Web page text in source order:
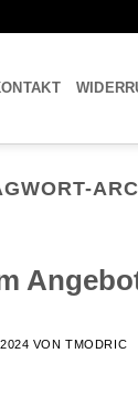
VONTMODRIC